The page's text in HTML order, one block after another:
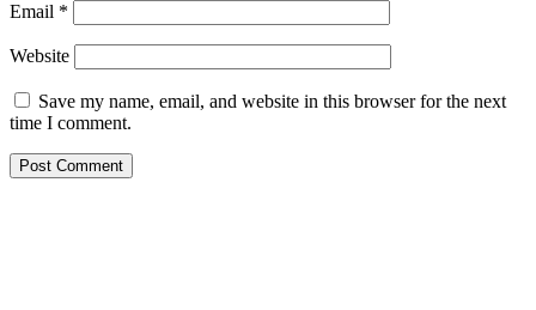
Email *
Website
Save my name, email, and website in this browser for the next
time I comment.